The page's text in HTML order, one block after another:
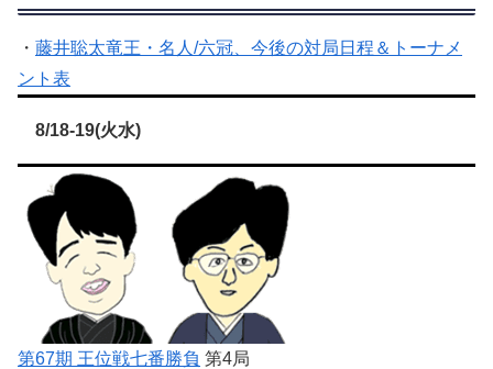
・ 藤井聡太竜王・名人/六冠、今後の対局日程＆トーナメ
ント表
8/18-19(火水)
第67期 王位戦七番勝負 第4局